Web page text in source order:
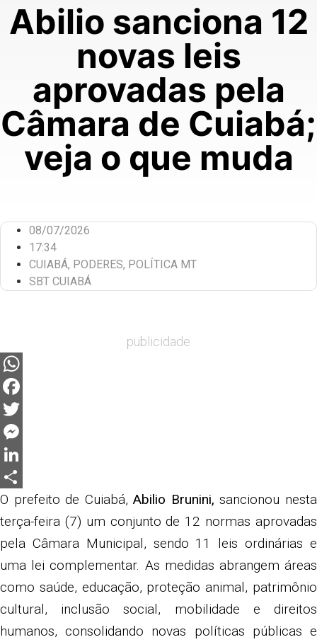
Abilio sanciona 12
novas leis
aprovadas pela
Câmara de Cuiabá;
veja o que muda
08/07/2026
17:34
CUIABÁ, PODERES, POLÍTICA MT
SBT CUIABÁ
publicidade
WhatsApp
Facebook
Twitter
Messenger
LinkedIn
Share
O prefeito de Cuiabá,Abilio Brunini, sancionou nesta
terça-feira (7) um conjunto de 12 normas aprovadas
pela Câmara Municipal, sendo 11 leis ordinárias e
uma lei complementar. As medidas abrangem áreas
como saúde, educação, proteção animal, patrimônio
cultural, inclusão social, mobilidade e direitos
humanos, consolidando novas políticas públicas e